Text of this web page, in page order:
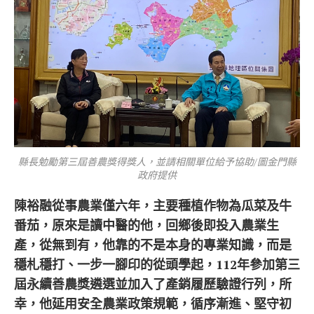
縣長勉勵第三屆善農獎得獎人，並請相關單位給予協助/圖金門縣
政府提供
陳裕融從事農業僅六年，主要種植作物為瓜菜及牛
番茄，原來是讀中醫的他，回鄉後即投入農業生
產，從無到有，他靠的不是本身的專業知識，而是
穩札穩打、一步一腳印的從頭學起，112年參加第三
屆永續善農獎遴選並加入了產銷履歷驗證行列，所
幸，他延用安全農業政策規範，循序漸進、堅守初